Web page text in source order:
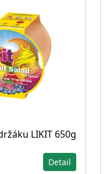
LIKIT 650g
Detail